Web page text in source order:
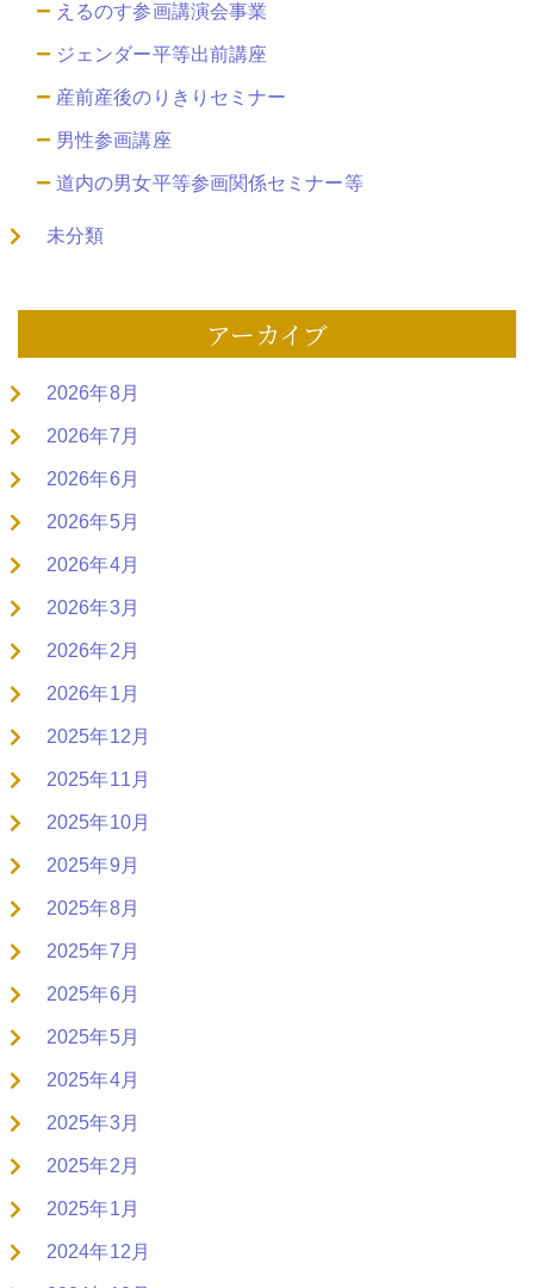
えるのす参画講演会事業
ジェンダー平等出前講座
産前産後のりきりセミナー
男性参画講座
道内の男女平等参画関係セミナー等
未分類
アーカイブ
2026年8月
2026年7月
2026年6月
2026年5月
2026年4月
2026年3月
2026年2月
2026年1月
2025年12月
2025年11月
2025年10月
2025年9月
2025年8月
2025年7月
2025年6月
2025年5月
2025年4月
2025年3月
2025年2月
2025年1月
2024年12月